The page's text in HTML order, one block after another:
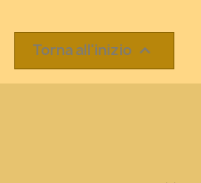
Torna all'inizio 